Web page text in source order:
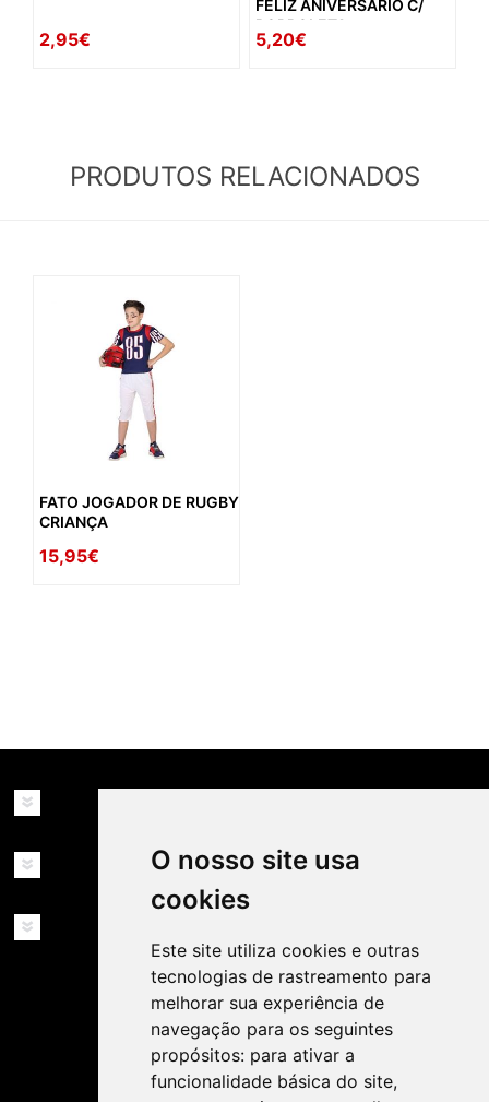
O nosso site usa
cookies
Este site utiliza cookies e outras
tecnologias de rastreamento para
melhorar sua experiência de
navegação para os seguintes
propósitos: para ativar a
funcionalidade básica do site,
2,95€
FELIZ ANIVERSÁRIO C/
BORBOLETA
5,20€
PRODUTOS RELACIONADOS
FATO JOGADOR DE RUGBY
CRIANÇA
15,95€
MINHA CONTA